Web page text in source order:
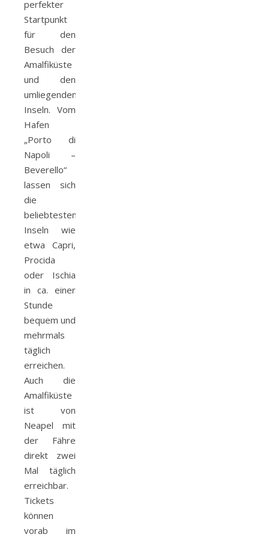
perfekter
Startpunkt
für den
Besuch der
Amalfiküste
und den
umliegenden
Inseln. Vom
Hafen
„Porto di
Napoli –
Beverello“
lassen sich
die
beliebtesten
Inseln wie
etwa Capri,
Procida
oder Ischia
in ca. einer
Stunde
bequem und
mehrmals
täglich
erreichen.
Auch die
Amalfiküste
ist von
Neapel mit
der Fähre
direkt zwei
Mal täglich
erreichbar.
Tickets
können
vorab im